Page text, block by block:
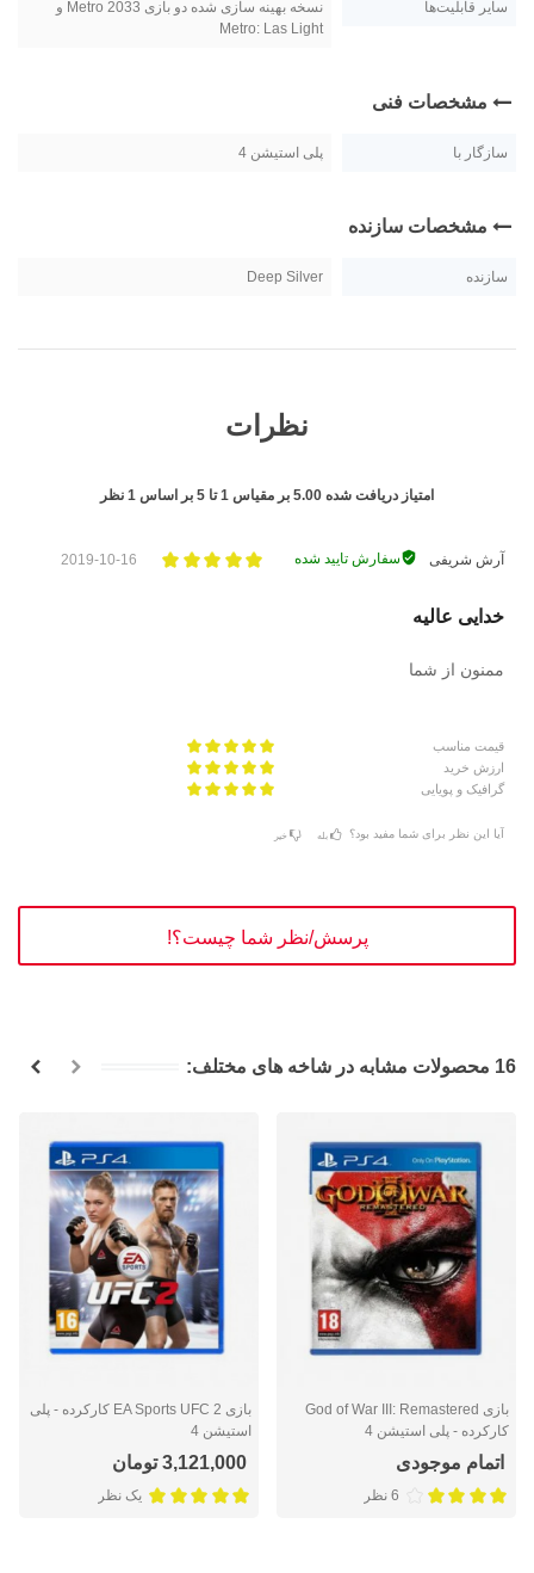
سایر قابلیت‌ها
نسخه بهینه سازی شده دو بازی Metro 2033 و
Metro: Las Light
مشخصات فنی
سازگار با پلی استیشن 4
مشخصات سازنده
سازنده Deep Silver
نظرات
امتیاز دریافت شده 5.00 بر مقیاس 1تا 5 بر اساس 1 نظر
آرش شریفی سفارش تایید شده 2019-10-16
خدایی عالیه
ممنون از شما
قیمت مناسب
ارزش خرید
گرافیک و پویایی
آیا این نظر برای شما مفید بود؟ بله خیر
پرسش/نظر شما چیست؟!
16 محصولات مشابه در شاخه های مختلف:
بازی God of War III: Remastered
کارکرده - پلی استیشن 4
اتمام موجودی
6 نظر
بازی EA Sports UFC 2 کارکرده - پلی
استیشن 4
3,121,000 تومان
یک نظر